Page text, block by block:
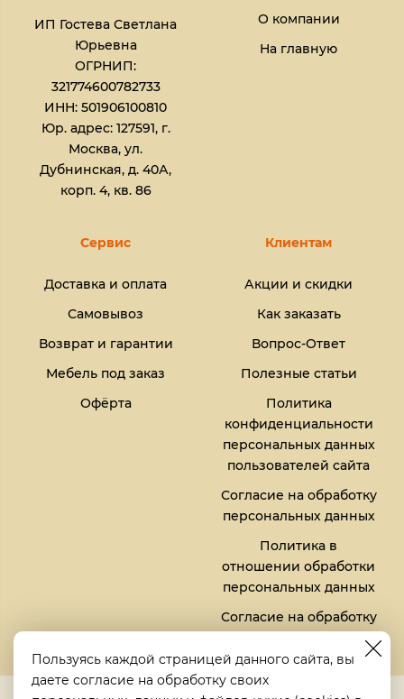
ИП Гостева Светлана
Юрьевна​
ОГРНИП:
321774600782733
ИНН: 501906100810
Юр. адрес: 127591, г.
Москва, ул.
Дубнинская, д. 40А,
корп. 4, кв. 86
О компании
На главную
Сервис
Доставка и оплата
Самовывоз
Возврат и гарантии
Мебель под заказ
Офёрта
Клиентам
Акции и скидки
Как заказать
Вопрос-Ответ
Полезные статьи
Политика
конфиденциальности
персональных данных
пользователей сайта
Согласие на обработку
персональных данных
Политика в
отношении обработки
персональных данных
Согласие на обработку
файлов кукис (cookies)
Пользуясь каждой страницей данного сайта, вы
даете согласие на обработку своих